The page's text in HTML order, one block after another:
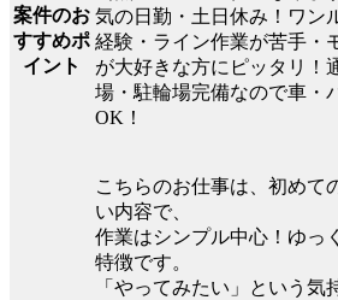
案件のお
すすめポ
イント
気の日勤・土日休み！ワン
経験・ライン作業が苦手・
が大好きな方にピッタリ！
場・駐輪場完備なので車・
OK！
こちらのお仕事は、初めて
い内容で、
作業はシンプル中心！ゆっ
特徴です。
「やってみたい」という気